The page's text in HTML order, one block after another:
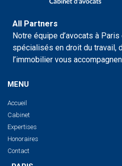
All Partners
Notre équipe d’avocats à
spécialisés en droit du travail,
l’immobilier vous
MENU
Accueil
Cabinet
Expertises
Honoraires
Contact